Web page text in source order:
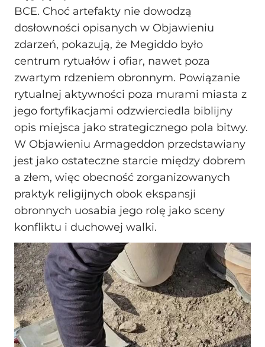
BCE. Choć artefakty nie dowodzą
dosłowności opisanych w Objawieniu
zdarzeń, pokazują, że Megiddo było
centrum rytuałów i ofiar, nawet poza
zwartym rdzeniem obronnym. Powiązanie
rytualnej aktywności poza murami miasta z
jego fortyfikacjami odzwierciedla biblijny
opis miejsca jako strategicznego pola bitwy.
W Objawieniu Armageddon przedstawiany
jest jako ostateczne starcie między dobrem
a złem, więc obecność zorganizowanych
praktyk religijnych obok ekspansji
obronnych uosabia jego rolę jako sceny
konfliktu i duchowej walki.